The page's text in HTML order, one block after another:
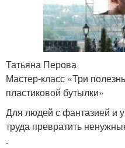
Татьяна Перова
Мастер-класс «Три
пластиковой бутылки»
Для людей с фантазией и
труда превратить
.